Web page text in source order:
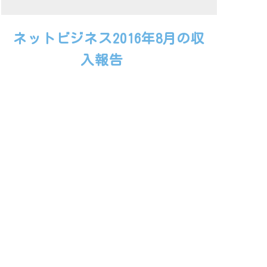
ネットビジネス2016年8月の収
入報告